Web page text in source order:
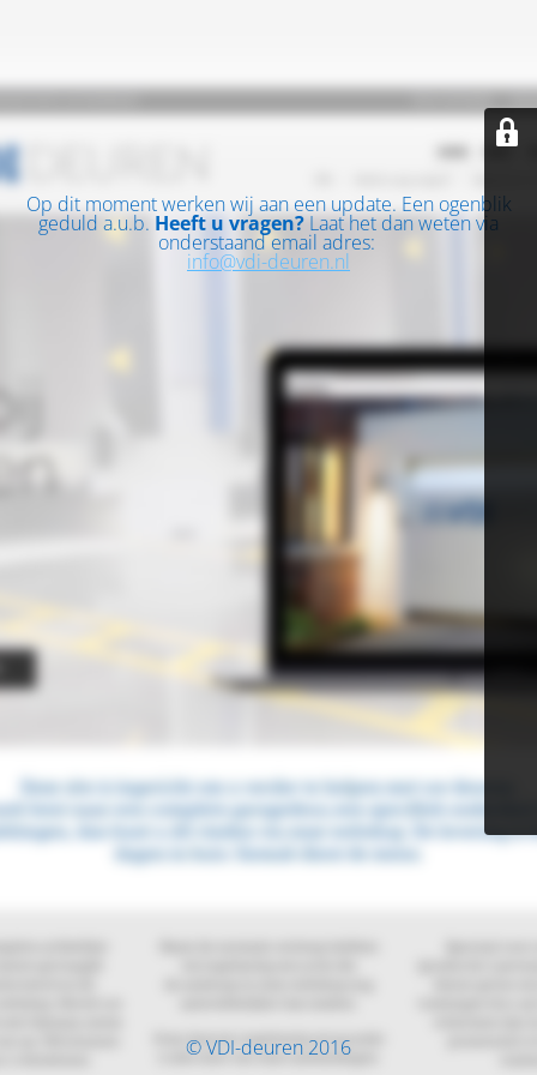
Op dit moment werken wij aan een update. Een ogenblik
geduld a.u.b. Heeft u vragen? Laat het dan weten via
onderstaand email adres:
info@vdi-deuren.nl
© VDI-deuren 2016